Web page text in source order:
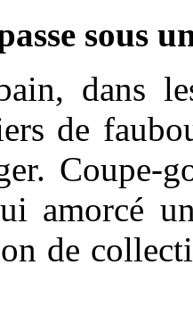
sous
dans
de
Coupe-
amorcé
de